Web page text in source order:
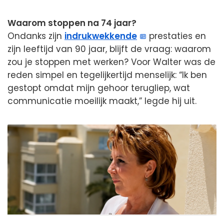
Waarom stoppen na 74 jaar?
Ondanks zijn indrukwekkende
prestaties en
zijn leeftijd van 90 jaar, blijft de vraag: waarom
zou je stoppen met werken? Voor Walter was de
reden simpel en tegelijkertijd menselijk: “Ik ben
gestopt omdat mijn gehoor terugliep, wat
communicatie moeilijk maakt,” legde hij uit.